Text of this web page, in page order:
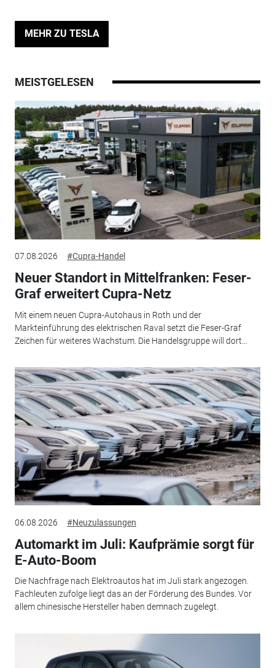
MEHR ZU TESLA
MEISTGELESEN
07.08.2026 #Cupra-Handel
Neuer Standort in Mittelfranken: Feser-
Graf erweitert Cupra-Netz
Mit einem neuen Cupra-Autohaus in Roth und der
Markteinführung des elektrischen Raval setzt die Feser-Graf
Zeichen für weiteres Wachstum. Die Handelsgruppe will dort...
06.08.2026 #Neuzulassungen
Automarkt im Juli: Kaufprämie sorgt für
E-Auto-Boom
Die Nachfrage nach Elektroautos hat im Juli stark angezogen.
Fachleuten zufolge liegt das an der Förderung des Bundes. Vor
allem chinesische Hersteller haben demnach zugelegt.